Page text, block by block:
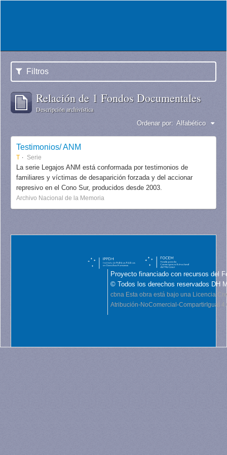
Filtros
Relación de 1 Fondos Documentales
Descripción archivística
Ordenar por: Alfabético
Testimonios/ ANM
T Serie
La serie Legajos ANM está conformada por testimonios de
familiares y víctimas de desaparición forzada y del accionar
represivo en el Cono Sur, producidos desde 2003.
Archivo Nacional de la Memoria
Proyecto financiado con recursos del
© Todos los derechos reservados DH
cbna Esta obra está bajo una Licencia
Atribución-NoComercial-CompartirIgual